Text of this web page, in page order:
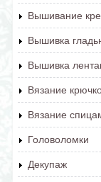
Вышивание
Вышивка
Вышивка
Вязание
Вязание
Головоломки
Декупаж